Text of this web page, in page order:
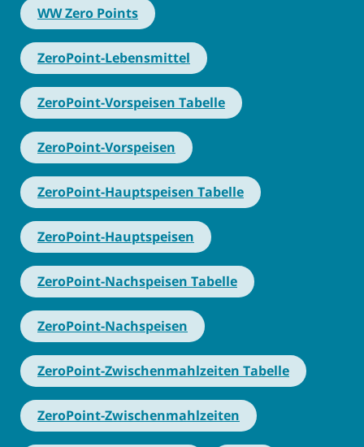
WW Zero Points
ZeroPoint-Lebensmittel
ZeroPoint-Vorspeisen Tabelle
ZeroPoint-Vorspeisen
ZeroPoint-Hauptspeisen Tabelle
ZeroPoint-Hauptspeisen
ZeroPoint-Nachspeisen Tabelle
ZeroPoint-Nachspeisen
ZeroPoint-Zwischenmahlzeiten Tabelle
ZeroPoint-Zwischenmahlzeiten